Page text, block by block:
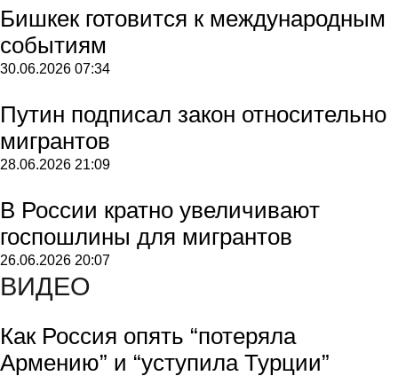
Бишкек готовится к международным
событиям
30.06.2026 07:34
Путин подписал закон относительно
мигрантов
28.06.2026 21:09
В России кратно увеличивают
госпошлины для мигрантов
26.06.2026 20:07
ВИДЕО
Как Россия опять “потеряла
Армению” и “уступила Турции”